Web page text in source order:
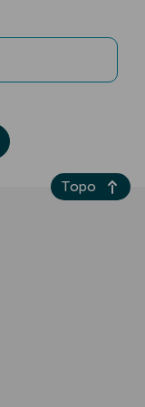
Topo